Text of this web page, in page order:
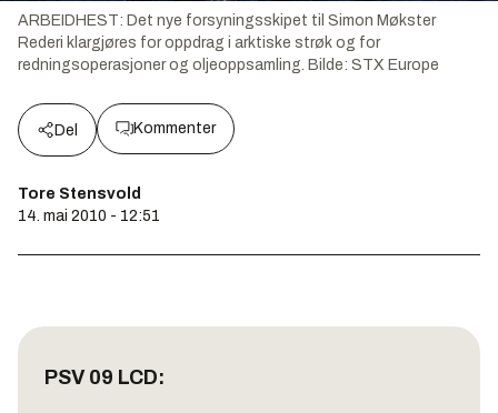
ARBEIDHEST: Det nye forsyningsskipet til Simon Møkster
Rederi klargjøres for oppdrag i arktiske strøk og for
redningsoperasjoner og oljeoppsamling. Bilde: STX Europe
Del Kommenter
Tore Stensvold
14. mai 2010 - 12:51
PSV 09 LCD: